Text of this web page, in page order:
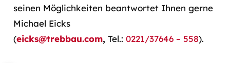
seinen Möglichkeiten beantwortet Ihnen gerne
Michael Eicks
(eicks@trebbau.com, Tel.: 0221/37646 – 558).